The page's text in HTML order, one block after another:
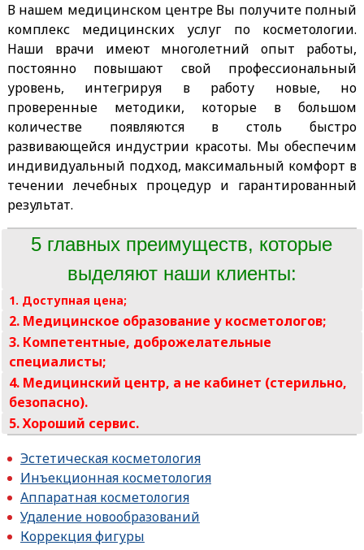
В нашем медицинском центре Вы получите полный
комплекс медицинских услуг по косметологии.
Наши врачи имеют многолетний опыт работы,
постоянно повышают свой профессиональный
уровень, интегрируя в работу новые, но
проверенные методики, которые в большом
количестве появляются в столь быстро
развивающейся индустрии красоты. Мы обеспечим
индивидуальный подход, максимальный комфорт в
течении лечебных процедур и гарантированный
результат.
5 главных преимуществ, которые
выделяют наши клиенты:
1. Доступная цена;
2. Медицинское образование у косметологов;
3. Компетентные, доброжелательные
специалисты;
4. Медицинский центр, а не кабинет (стерильно,
безопасно).
5. Хороший сервис.
Эстетическая косметология
Инъекционная косметология
Аппаратная косметология
Удаление новообразований
Коррекция фигуры